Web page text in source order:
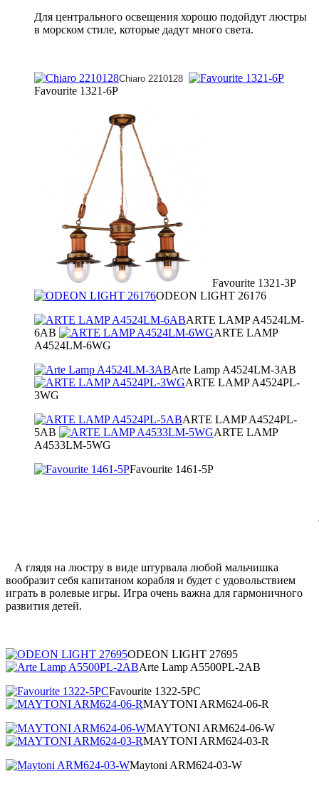
Для центрального освещения хорошо подойдут люстры
в морском стиле, которые дадут много света.
Chiaro 2210128
Favourite 1321-6P
Favourite 1321-3P
ODEON LIGHT 26176
ARTE LAMP A4524LM-
6AB
ARTE LAMP
A4524LM-6WG
Arte Lamp A4524LM-3AB
ARTE LAMP A4524PL-
3WG
ARTE LAMP A4524PL-
5AB
ARTE LAMP
A4533LM-5WG
Favourite 1461-5P
А глядя на люстру в виде штурвала любой мальчишка
вообразит себя капитаном корабля и будет с удовольствием
играть в ролевые игры. Игра очень важна для гармоничного
развития детей.
ODEON LIGHT 27695
Arte Lamp A5500PL-2AB
Favourite 1322-5PC
MAYTONI ARM624-06-R
MAYTONI ARM624-06-W
MAYTONI ARM624-03-R
Maytoni ARM624-03-W